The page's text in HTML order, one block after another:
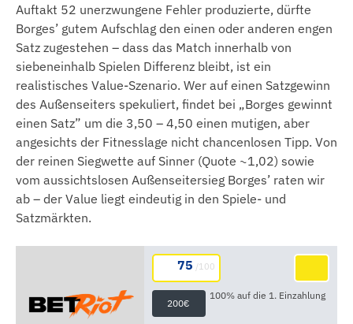
Auftakt 52 unerzwungene Fehler produzierte, dürfte
Borges’ gutem Aufschlag den einen oder anderen engen
Satz zugestehen – dass das Match innerhalb von
siebeneinhalb Spielen Differenz bleibt, ist ein
realistisches Value-Szenario. Wer auf einen Satzgewinn
des Außenseiters spekuliert, findet bei „Borges gewinnt
einen Satz” um die 3,50 – 4,50 einen mutigen, aber
angesichts der Fitnesslage nicht chancenlosen Tipp. Von
der reinen Siegwette auf Sinner (Quote ~1,02) sowie
vom aussichtslosen Außenseitersieg Borges’ raten wir
ab – der Value liegt eindeutig in den Spiele- und
Satzmärkten.
75 /100
200€
100% auf die 1. Einzahlung